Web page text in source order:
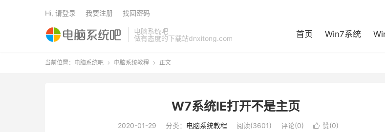
电脑系统吧
做有态度的下载站dnxitong.com
首页 Win7系统
Hi, 请登录 我要注册 找回密码
当前位置： 电脑系统吧  电脑系统教程  正文
W7系统IE打开不是主页
2020-01-29 分类： 电脑系统教程 阅读(3601) 评论(0)  赞(0)